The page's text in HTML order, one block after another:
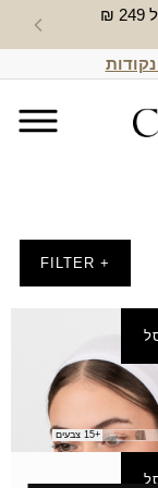
₪ חדש
+ FILTER
כוכב משולש
₪
+15 צבעים